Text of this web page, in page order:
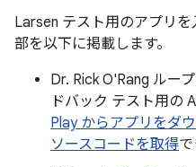
Larsen テスト用のアプリ
部を以下に掲載します。
Dr. Rick O'Rang ルー
ドバック テスト用の
Play からアプリをダ
ソースコードを取得で